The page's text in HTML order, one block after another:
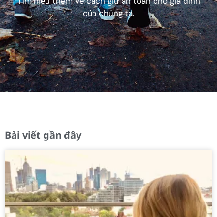
của chúng ta.
Bài viết gần đây